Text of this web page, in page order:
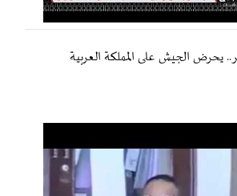
يحرض الجيش على المملكة العربية